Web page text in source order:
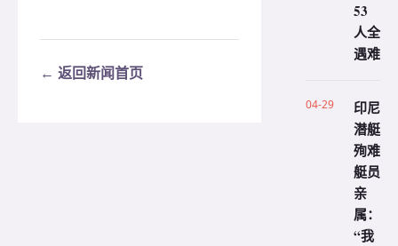
← 返回新闻首页
53
人全
遇难
04-29
印尼
潜艇
殉难
艇员
亲
属：
“我